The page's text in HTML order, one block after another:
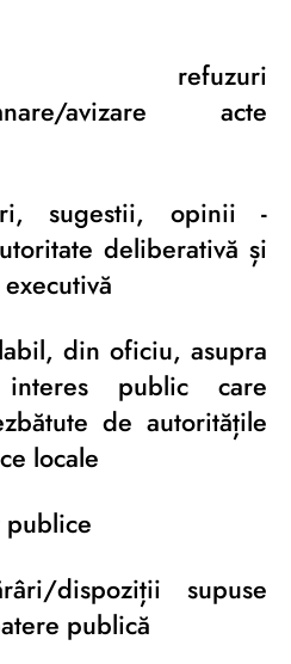
refuzuri
avizare acte
sugestii, opinii -
deliberativă și
din oficiu, asupra
public care
de autoritățile
locale
dispoziții supuse
publică